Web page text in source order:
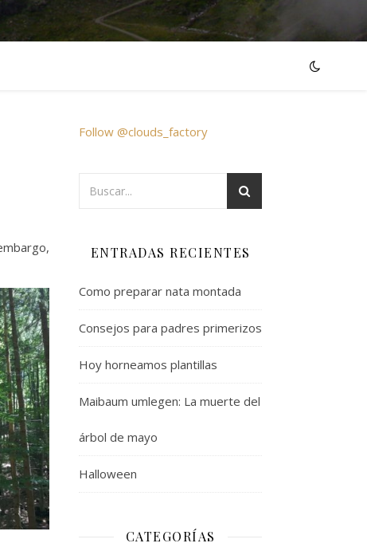
Follow @clouds_factory
ENTRADAS RECIENTES
Como preparar nata montada
Consejos para padres primerizos
Hoy horneamos plantillas
Maibaum umlegen: La muerte del
árbol de mayo
Halloween
CATEGORÍAS